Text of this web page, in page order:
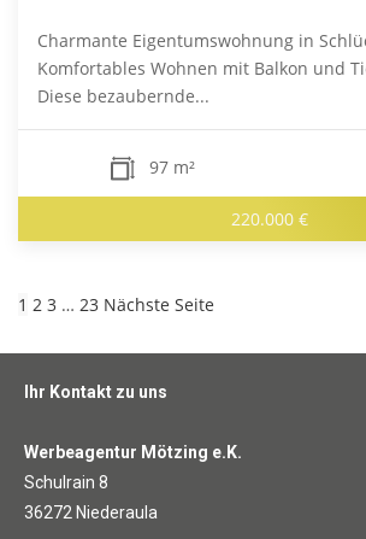
Charmante Eigentumswohnung in
Komfortables Wohnen mit Balkon und
Diese bezaubernde...
97 m²
220.000 €
1 2 3 … 23 Nächste Seite
Ihr Kontakt zu uns
Werbeagentur Mötzing e.K.
Schulrain 8
36272 Niederaula